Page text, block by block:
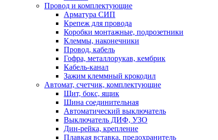
Провод и комплектующие
Арматура СИП
Крепеж для провода
Коробки монтажные, подрозетники
Клеммы, наконечники
Провод, кабель
Гофра, металлорукав, кембрик
Кабель-канал
Зажим клеммный крокодил
Автомат, счетчик, комплектующие
Щит, бокс, ящик
Шина соединительная
Автоматический выключатель
Выключатель ДИФ, УЗО
Дин-рейка, крепление
Плавкая вставка, предохранитель